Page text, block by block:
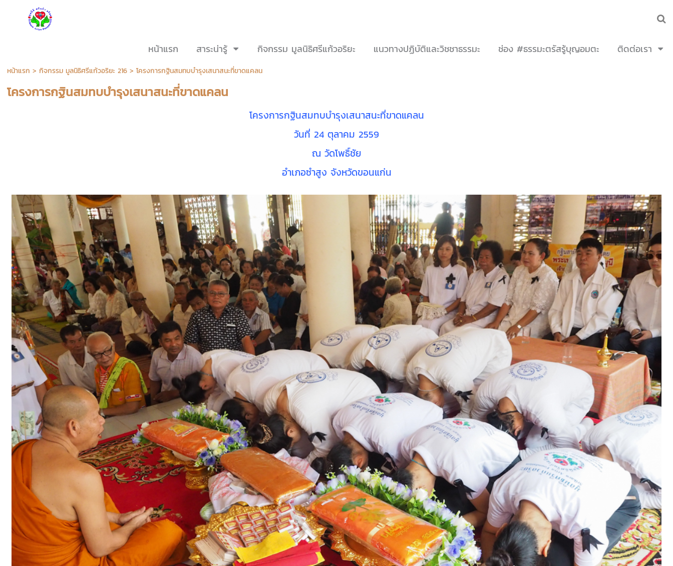
หน้าแรก สาระน่ารู้ กิจกรรม มูลนิธิศรีแก้วอริยะ แนวทางปฏิบัติและวิชชาธรรมะ ช่อง #ธรรมะตรัสรู้บุญอมตะ ติดต่อเรา
หน้าแรก > กิจกรรม มูลนิธิศรีแก้วอริยะ 216> โครงการกฐินสมทบบำรุงเสนาสนะที่ขาดแคลน
โครงการกฐินสมทบบำรุงเสนาสนะที่ขาดแคลน
โครงการกฐินสมทบบำรุงเสนาสนะที่ขาดแคลน
วันที่ 24 ตุลาคม 2559
ณ วัดโพธิ์ชัย
อำเภอซำสูง จังหวัดขอนแก่น